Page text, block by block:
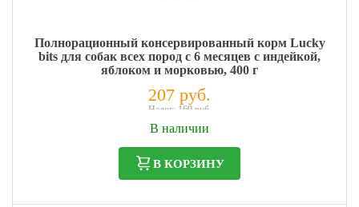
Полнорационный консервированный корм Lucky
bits для собак всех пород с 6 месяцев с индейкой,
яблоком и морковью, 400 г
207 руб.
Налог: 169 руб.
В наличии
В КОРЗИНУ